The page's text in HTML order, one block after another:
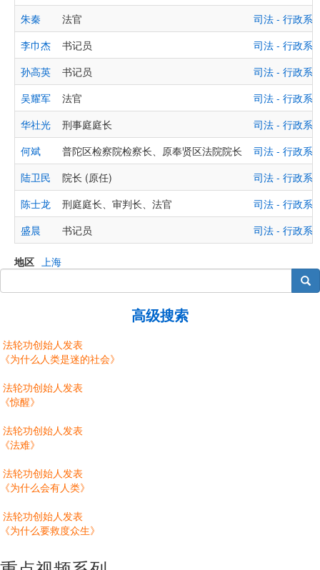
朱秦
法官
司法 - 行政系
李巾杰
书记员
司法 - 行政系
孙高英
书记员
司法 - 行政系
吴耀军
法官
司法 - 行政系
华社光
刑事庭庭长
司法 - 行政系
何斌
普陀区检察院检察长、原奉贤区法院院长
司法 - 行政系
陆卫民
院长 (原任)
司法 - 行政系
陈士龙
刑庭庭长、审判长、法官
司法 - 行政系
盛晨
书记员 司法 - 行政系
地区 上海
搜索
高级搜索
法轮功创始人发表
《为什么人类是迷的社会》
法轮功创始人发表
《惊醒》
法轮功创始人发表
《法难》
法轮功创始人发表
《为什么会有人类》
法轮功创始人发表
《为什么要救度众生》